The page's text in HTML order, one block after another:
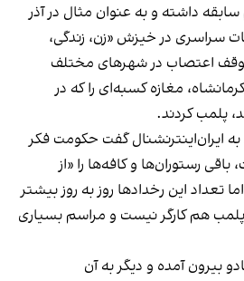
داشته و به عنوان مثال در آذر
سراسری در خیزش «زن، زندگی،
توقف اعتصاب در شهرهای مختلف
مغازه کسبه‌ای را که در
پلمب کردند.
ایران‌اینترنشنال گفت حکومت فکر
رستوران‌ها و کافه‌ها را «از
تعداد این رخدادها روز به روز بیشتر
هم کارگر نیست و مراسم بسیاری
بیرون آمده و دیگر به آن